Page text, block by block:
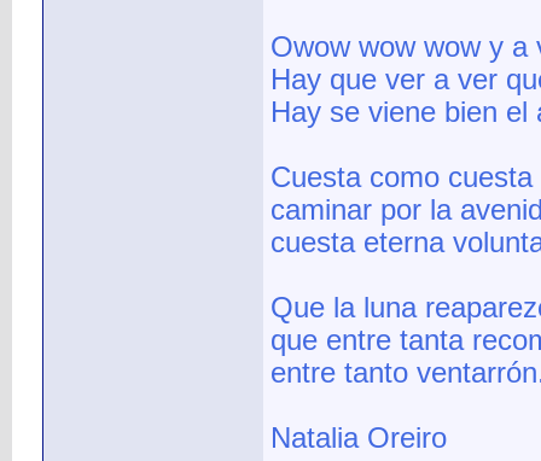
Owow wow wow y a
Hay que ver a ver
Hay se viene bien el
Cuesta como
caminar por la
cuesta eterna
Que la luna
que entre tanta
entre tanto
Natalia Oreiro